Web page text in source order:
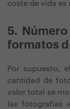
coste de vida es
5.
formatos
Por supuesto,
cantidad de
valor total se
las fotografías